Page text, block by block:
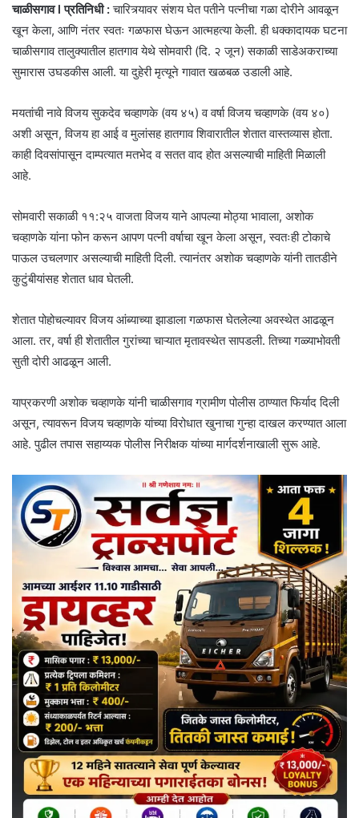
चाळीसगाव l प्रतिनिधी :चारित्र्यावर संशय घेत पतीने पत्नीचा गळा दोरीने आवळून
खून केला, आणि नंतर स्वतः गळफास घेऊन आत्महत्या केली. ही धक्कादायक घटना
चाळीसगाव तालुक्यातील हातगाव येथे सोमवारी (दि. २ जून) सकाळी साडेअकराच्या
सुमारास उघडकीस आली. या दुहेरी मृत्यूने गावात खळबळ उडाली आहे.
मयतांची नावे विजय सुकदेव चव्हाणके (वय ४५) व वर्षा विजय चव्हाणके (वय ४०)
अशी असून, विजय हा आई व मुलांसह हातगाव शिवारातील शेतात वास्तव्यास होता.
काही दिवसांपासून दाम्पत्यात मतभेद व सतत वाद होत असल्याची माहिती मिळाली
आहे.
सोमवारी सकाळी ११:२५ वाजता विजय याने आपल्या मोठ्या भावाला, अशोक
चव्हाणके यांना फोन करून आपण पत्नी वर्षाचा खून केला असून, स्वतःही टोकाचे
पाऊल उचलणार असल्याची माहिती दिली. त्यानंतर अशोक चव्हाणके यांनी तातडीने
कुटुंबीयांसह शेतात धाव घेतली.
शेतात पोहोचल्यावर विजय आंब्याच्या झाडाला गळफास घेतलेल्या अवस्थेत आढळून
आला. तर, वर्षा ही शेतातील गुरांच्या चाऱ्यात मृतावस्थेत सापडली. तिच्या गळ्याभोवती
सुती दोरी आढळून आली.
याप्रकरणी अशोक चव्हाणके यांनी चाळीसगाव ग्रामीण पोलीस ठाण्यात फिर्याद दिली
असून, त्यावरून विजय चव्हाणके यांच्या विरोधात खुनाचा गुन्हा दाखल करण्यात आला
आहे. पुढील तपास सहाय्यक पोलीस निरीक्षक यांच्या मार्गदर्शनाखाली सुरू आहे.